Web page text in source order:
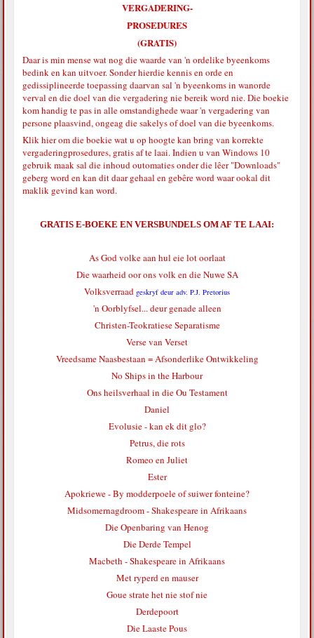
VERGADERING-
PROSEDURES
(GRATIS)
Daar is min mense wat nog die waarde van 'n ordelike byeenkoms
bedink en kan uitvoer. Sonder hierdie kennis en orde en
gedissiplineerde toepassing daarvan sal 'n byeenkoms in wanorde
verval en die doel van die vergadering nie bereik word nie. Die boekie
kom handig te pas in alle omstandighede waar 'n vergadering van
persone plaasvind, ongeag die sakelys of doel van die byeenkoms.
Klik hierom die boekie wat u op hoogte kan bring van korrekte
vergaderingprosedures, gratis af te laai. Indien u van Windows 10
gebruik maak sal die inhoud outomaties onder die lêer "Downloads"
geberg word en kan dit daar gehaal en gebêre word waar ookal dit
maklik gevind kan word.
GRATIS E-BOEKE EN VERSBUNDELS OM AF TE LAAI:
As God volke aan hul eie lot oorlaat
Die waarheid oor ons volk en die Nuwe SA
Volksverraad geskryf deur adv. P.J. Pretorius
'n Oorblyfsel... deur genade alleen
Christen-Teokratiese Separatisme
Verse van Verset
Vreedsame Naasbestaan = Afsonderlike Ontwikkeling
No Ships in the Harbour
Ons heilsverhaal in die Ou Testament
Daniel
Evolusie - kan ek dit glo?
Petrus, die rots
Romeo en Juliet
Ester
Apokriewe - By modderpoele of suiwer fonteine?
Midsomernagdroom - Shakespeare in Afrikaans
Die Openbaring van Henog
Die Derde Tempel
Macbeth - Shakespeare in Afrikaans
Met ryperd en mauser
Goue strate het nie stof nie
Derdepoort
Die Laaste Pous